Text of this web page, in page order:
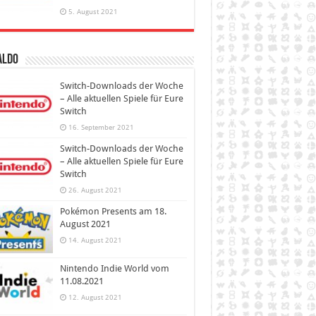
5. August 2021
Switch-Downloads der Woche
– Alle aktuellen Spiele für Eure
Switch
16. September 2021
Switch-Downloads der Woche
– Alle aktuellen Spiele für Eure
Switch
26. August 2021
Pokémon Presents am 18.
August 2021
14. August 2021
Nintendo Indie World vom
11.08.2021
12. August 2021